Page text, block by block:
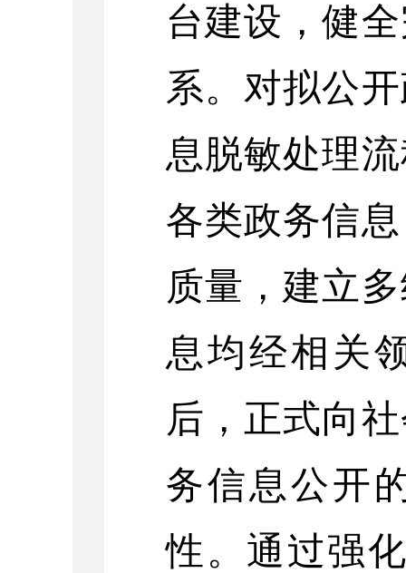
台建设，健
系。对拟公
息脱敏处理
各类政务信
质量，建立
息均经相关
后，正式向
务信息公开
性。通过强